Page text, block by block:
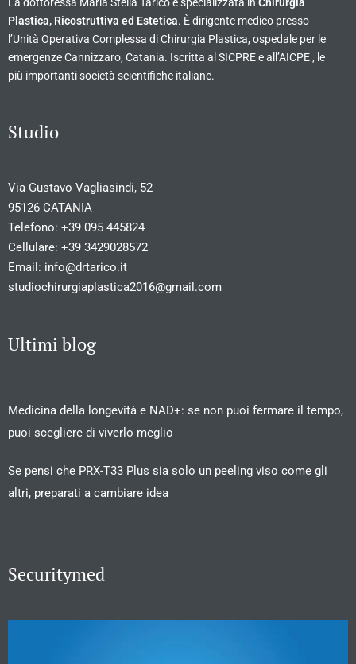
La dottoressa Maria Stella Tarico è specializzata in Chirurgia
Plastica, Ricostruttiva ed Estetica. È dirigente medico presso
l’Unità Operativa Complessa di Chirurgia Plastica, ospedale per le
emergenze Cannizzaro, Catania. Iscritta al SICPRE e all’AICPE , le
più importanti società scientifiche italiane.
Studio
Via Gustavo Vagliasindi, 52
95126 CATANIA
Telefono: +39 095 445824
Cellulare: +39 3429028572
Email: info@drtarico.it
studiochirurgiaplastica2016@gmail.com
Ultimi blog
Medicina della longevità e NAD+: se non puoi fermare il tempo,
puoi scegliere di viverlo meglio
Se pensi che PRX-T33 Plus sia solo un peeling viso come gli
altri, preparati a cambiare idea
Securitymed